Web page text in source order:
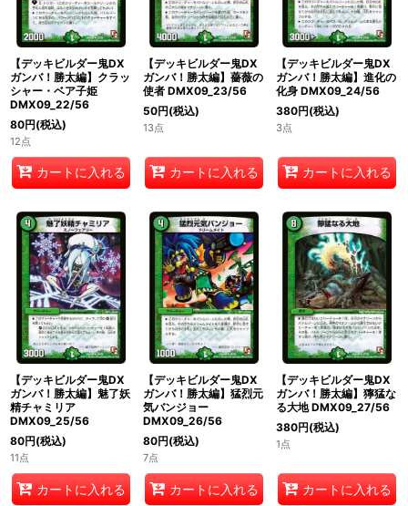
【デッキビルダー鬼DX
ガンバ！勝太編】クラッ
シャー・ベア子姫
DMX09_22/56
80円(税込)
12点
カートに入れる
【デッキビルダー鬼DX
ガンバ！勝太編】薔薇の
使者 DMX09_23/56
50円(税込)
13点
カートに入れる
【デッキビルダー鬼DX
ガンバ！勝太編】進化の
化身 DMX09_24/56
380円(税込)
3点
カートに入れる
【デッキビルダー鬼DX
ガンバ！勝太編】魅了妖
精チャミリア
DMX09_25/56
80円(税込)
11点
カートに入れる
【デッキビルダー鬼DX
ガンバ！勝太編】猛烈元
気バンジョー
DMX09_26/56
80円(税込)
7点
カートに入れる
【デッキビルダー鬼DX
ガンバ！勝太編】獰猛な
る大地 DMX09_27/56
380円(税込)
1点
カートに入れる